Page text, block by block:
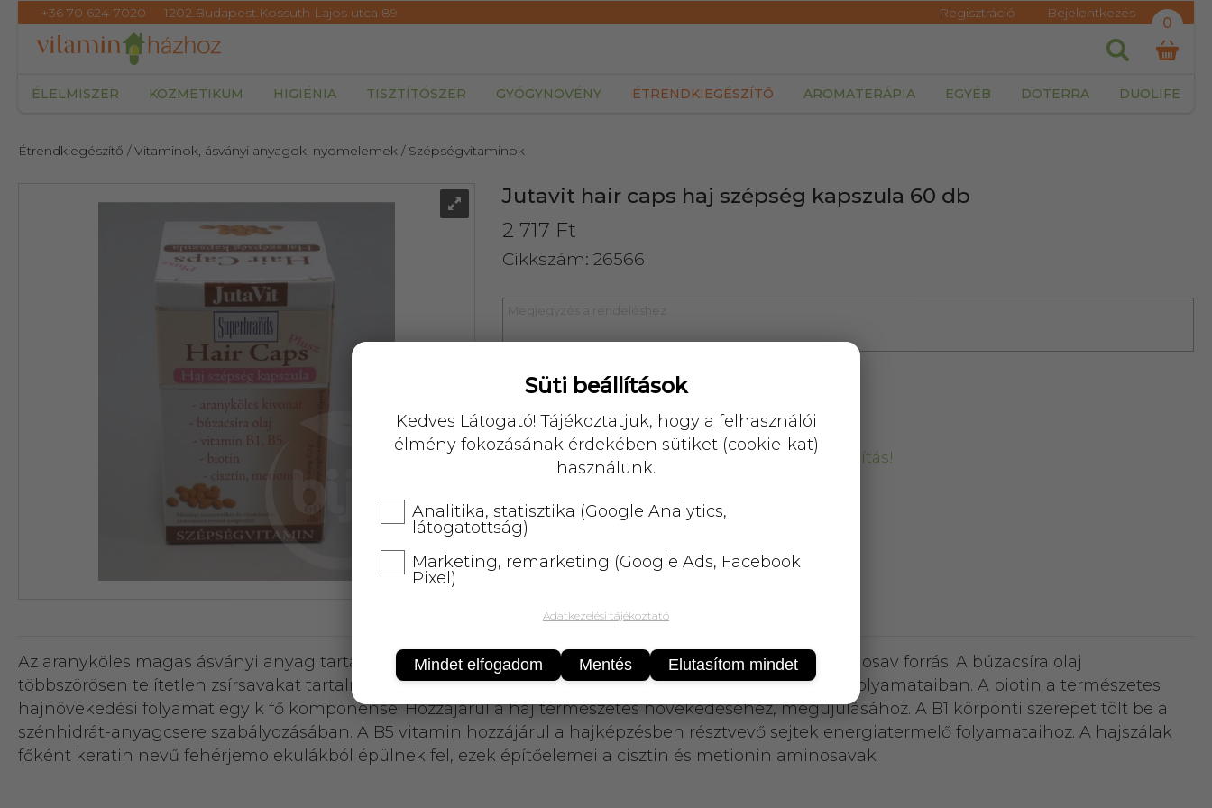
+36 70 624-7020 1202.Budapest.Kossuth Lajos utca 89 Regisztráció Bejelentkezés
0
ÉLELMISZER KOZMETIKUM HIGIÉNIA TISZTÍTÓSZER GYÓGYNÖVÉNY ÉTRENDKIEGÉSZÍTŐ AROMATERÁPIA EGYÉB DOTERRA DUOLIFE
Étrendkiegészítő / Vitaminok, ásványi anyagok, nyomelemek / Szépségvitaminok
Jutavit hair caps haj szépség kapszula 60 db
2 717 Ft
Cikkszám: 26566
25 000 Ft felett 5 kg-ig ingyenes kiszállítás!
Az aranyköles magas ásványi anyag tartalmú gabonaféle, valamint fontos nyomelem, vitamin és aminosav forrás. A búzacsíra olaj
többszörösen telítetlen zsírsavakat tartalmaz, melyek jelentős szerepet játszanak a sejtek anyagcsere folyamataiban. A biotin a természetes
hajnövekedési folyamat egyik fő komponense. Hozzájárul a haj természetes növekedéséhez, megújulásához. A B1 körponti szerepet tölt be a
szénhidrát-anyagcsere szabályozásában. A B5 vitamin hozzájárul a hajképzésben résztvevő sejtek energiatermelő folyamataihoz. A hajszálak
főként keratin nevű fehérjemolekulákból épülnek fel, ezek építőelemei a cisztin és metionin aminosavak
Süti beállítások
Kedves Látogató! Tájékoztatjuk, hogy a felhasználói
élmény fokozásának érdekében sütiket (cookie-kat)
használunk.
Analitika, statisztika (Google Analytics,
látogatottság)
Marketing, remarketing (Google Ads, Facebook
Pixel)
Adatkezelési tájékoztató
Mindet elfogadom Mentés Elutasítom mindet